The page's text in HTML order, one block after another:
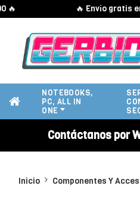
🔥 Envío gratis en
NOTEBOOKS,
PC, ALL IN
ONE
Contáctanos por
Inicio Componentes Y